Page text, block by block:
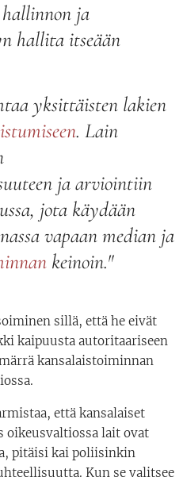
ja
hallita itseään
yksittäisten lakien
. Lain
ja arviointiin
jota käydään
vapaan median ja
keinoin."
sillä, että he eivät
kaipuusta autoritaariseen
kansalaistoiminnan
että kansalaiset
oikeusvaltiossa lait ovat
pitäisi kai poliisinkin
Kun se valitsee